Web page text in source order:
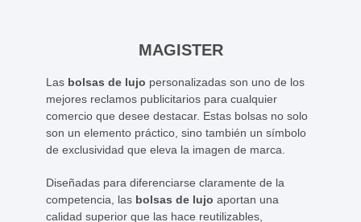
MAGISTER
Las bolsas de lujo personalizadas son uno de los
mejores reclamos publicitarios para cualquier
comercio que desee destacar. Estas bolsas no solo
son un elemento práctico, sino también un símbolo
de exclusividad que eleva la imagen de marca.
Diseñadas para diferenciarse claramente de la
competencia, las bolsas de lujo aportan una
calidad superior que las hace reutilizables,